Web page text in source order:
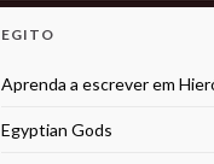
EGITO
Aprenda a escrever em
Egyptian Gods